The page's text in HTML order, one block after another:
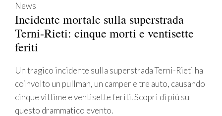
News
Incidente mortale sulla superstrada
Terni-Rieti: cinque morti e ventisette
feriti
Un tragico incidente sulla superstrada Terni-Rieti ha
coinvolto un pullman, un camper e tre auto, causando
cinque vittime e ventisette feriti. Scopri di più su
questo drammatico evento.